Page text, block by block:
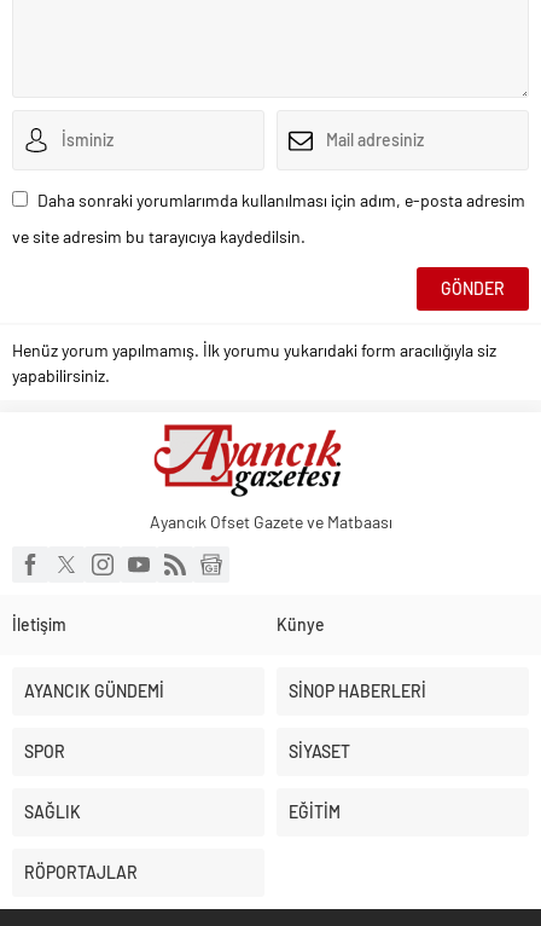
Daha sonraki yorumlarımda kullanılması için adım, e-posta adresim
ve site adresim bu tarayıcıya kaydedilsin.
Henüz yorum yapılmamış. İlk yorumu yukarıdaki form aracılığıyla siz
yapabilirsiniz.
Ayancık Ofset Gazete ve Matbaası
İletişim Künye
AYANCIK GÜNDEMİ SİNOP HABERLERİ
SPOR SİYASET
SAĞLIK EĞİTİM
RÖPORTAJLAR